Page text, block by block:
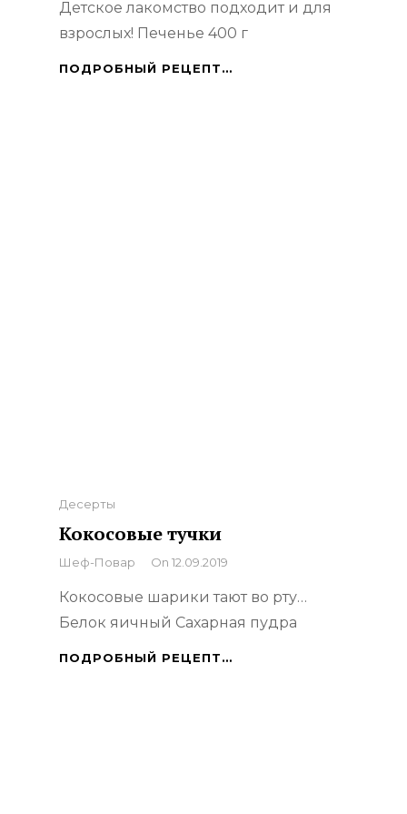
Детское лакомство подходит и для
взрослых! Печенье 400 г
ПОДРОБНЫЙ РЕЦЕПТ…
Categories
Десерты
Кокосовые тучки
By
Шеф-Повар On 12.09.2019
Кокосовые шарики тают во рту…
Белок яичный Сахарная пудра
ПОДРОБНЫЙ РЕЦЕПТ…